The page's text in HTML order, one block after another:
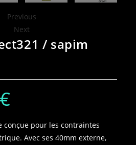
Previous
Next
/ sapim
€
conçue pour les contraintes
Avec ses 40mm externe,